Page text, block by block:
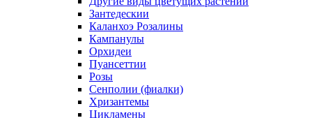
Зантедескии
Каланхоэ Розалины
Кампанулы
Орхидеи
Пуансеттии
Розы
Сенполии (фиалки)
Хризантемы
Цикламены